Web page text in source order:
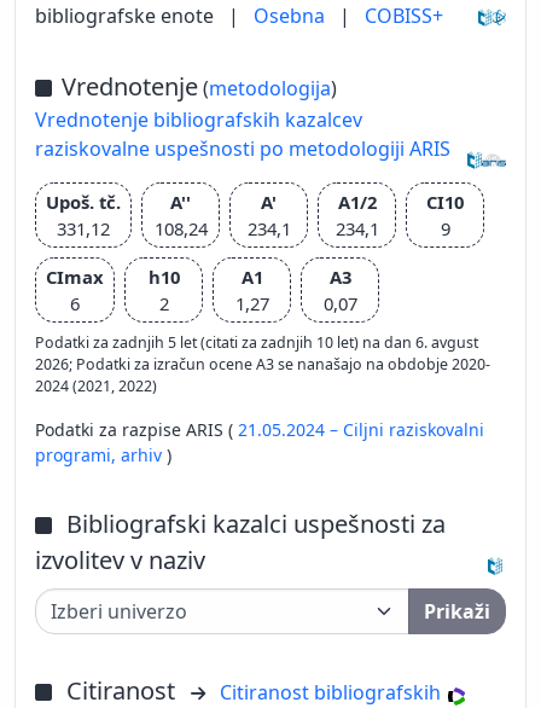
bibliografske enote
| Osebna | COBISS+
Vrednotenje(metodologija)
Vrednotenje bibliografskih kazalcev
raziskovalne uspešnosti po metodologiji ARIS
Upoš. tč.
331,12
A''
108,24
A'
234,1
A1/2
234,1
CI10
9
CImax
6
h10
2
A1
1,27
A3
0,07
Podatki za zadnjih 5 let (citati za zadnjih 10 let) na dan 6. avgust
2026; Podatki za izračun ocene A3 se nanašajo na obdobje 2020-
2024 (2021, 2022)
Podatki za razpise ARIS ( 21.05.2024 – Ciljni raziskovalni
programi, arhiv )
Bibliografski kazalci uspešnosti za
izvolitev v naziv
Prikaži
Citiranost
Citiranost bibliografskih